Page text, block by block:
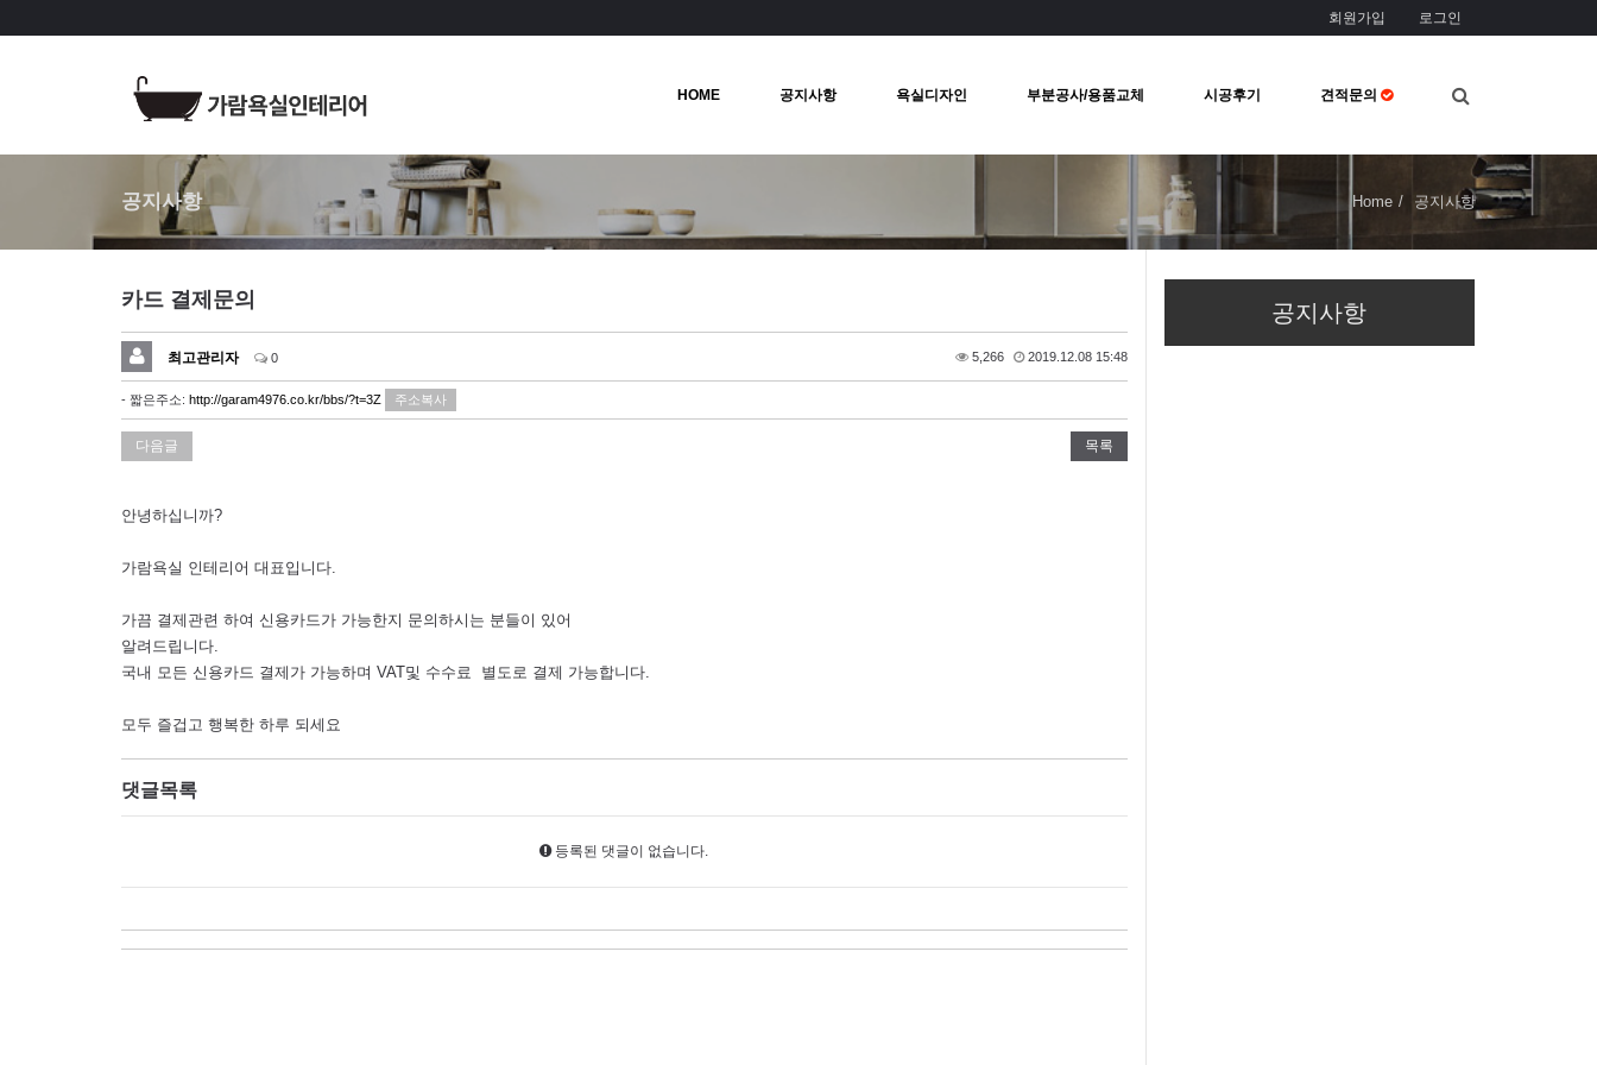
회원가입 로그인
HOME 공지사항 욕실디자인 부분공사/용품교체 시공후기 견적문의
공지사항 Home 공지사항
카드 결제문의
최고관리자 0 5,266 2019.12.08 15:48
- 짧은주소: http://garam4976.co.kr/bbs/?t=3Z 주소복사
다음글 목록
안녕하십니까?
가람욕실 인테리어 대표입니다.
가끔 결제관련 하여 신용카드가 가능한지 문의하시는 분들이 있어
알려드립니다.
국내 모든 신용카드 결제가 가능하며 VAT및 수수료 별도로 결제 가능합니다.
모두 즐겁고 행복한 하루 되세요
댓글목록
등록된 댓글이 없습니다.
공지사항